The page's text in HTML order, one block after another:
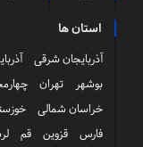
استان ها
آذربایجان شرقی
بوشهر
تهران
خراسان شمالی
فارس
قزوین قم